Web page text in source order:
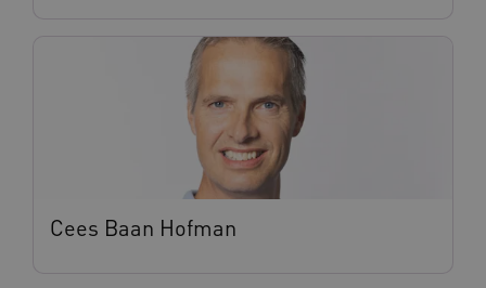
Cees Baan Hofman